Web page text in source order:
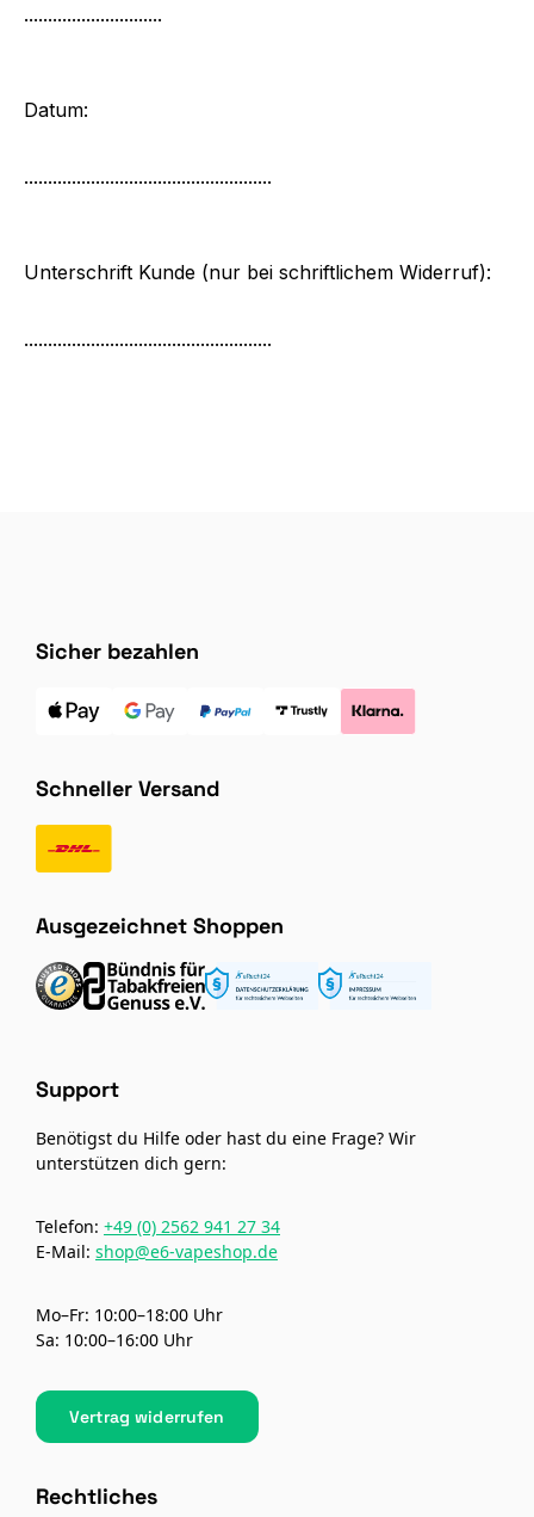
.............................
Datum:
....................................................
Unterschrift Kunde (nur bei schriftlichem Widerruf):
....................................................
Sicher bezahlen
Schneller Versand
Ausgezeichnet Shoppen
Support
Benötigst du Hilfe oder hast du eine Frage? Wir
unterstützen dich gern:
Telefon: +49 (0) 2562 941 27 34
E-Mail: shop@e6-vapeshop.de
Mo–Fr: 10:00–18:00 Uhr
Sa: 10:00–16:00 Uhr
Vertrag widerrufen
Rechtliches